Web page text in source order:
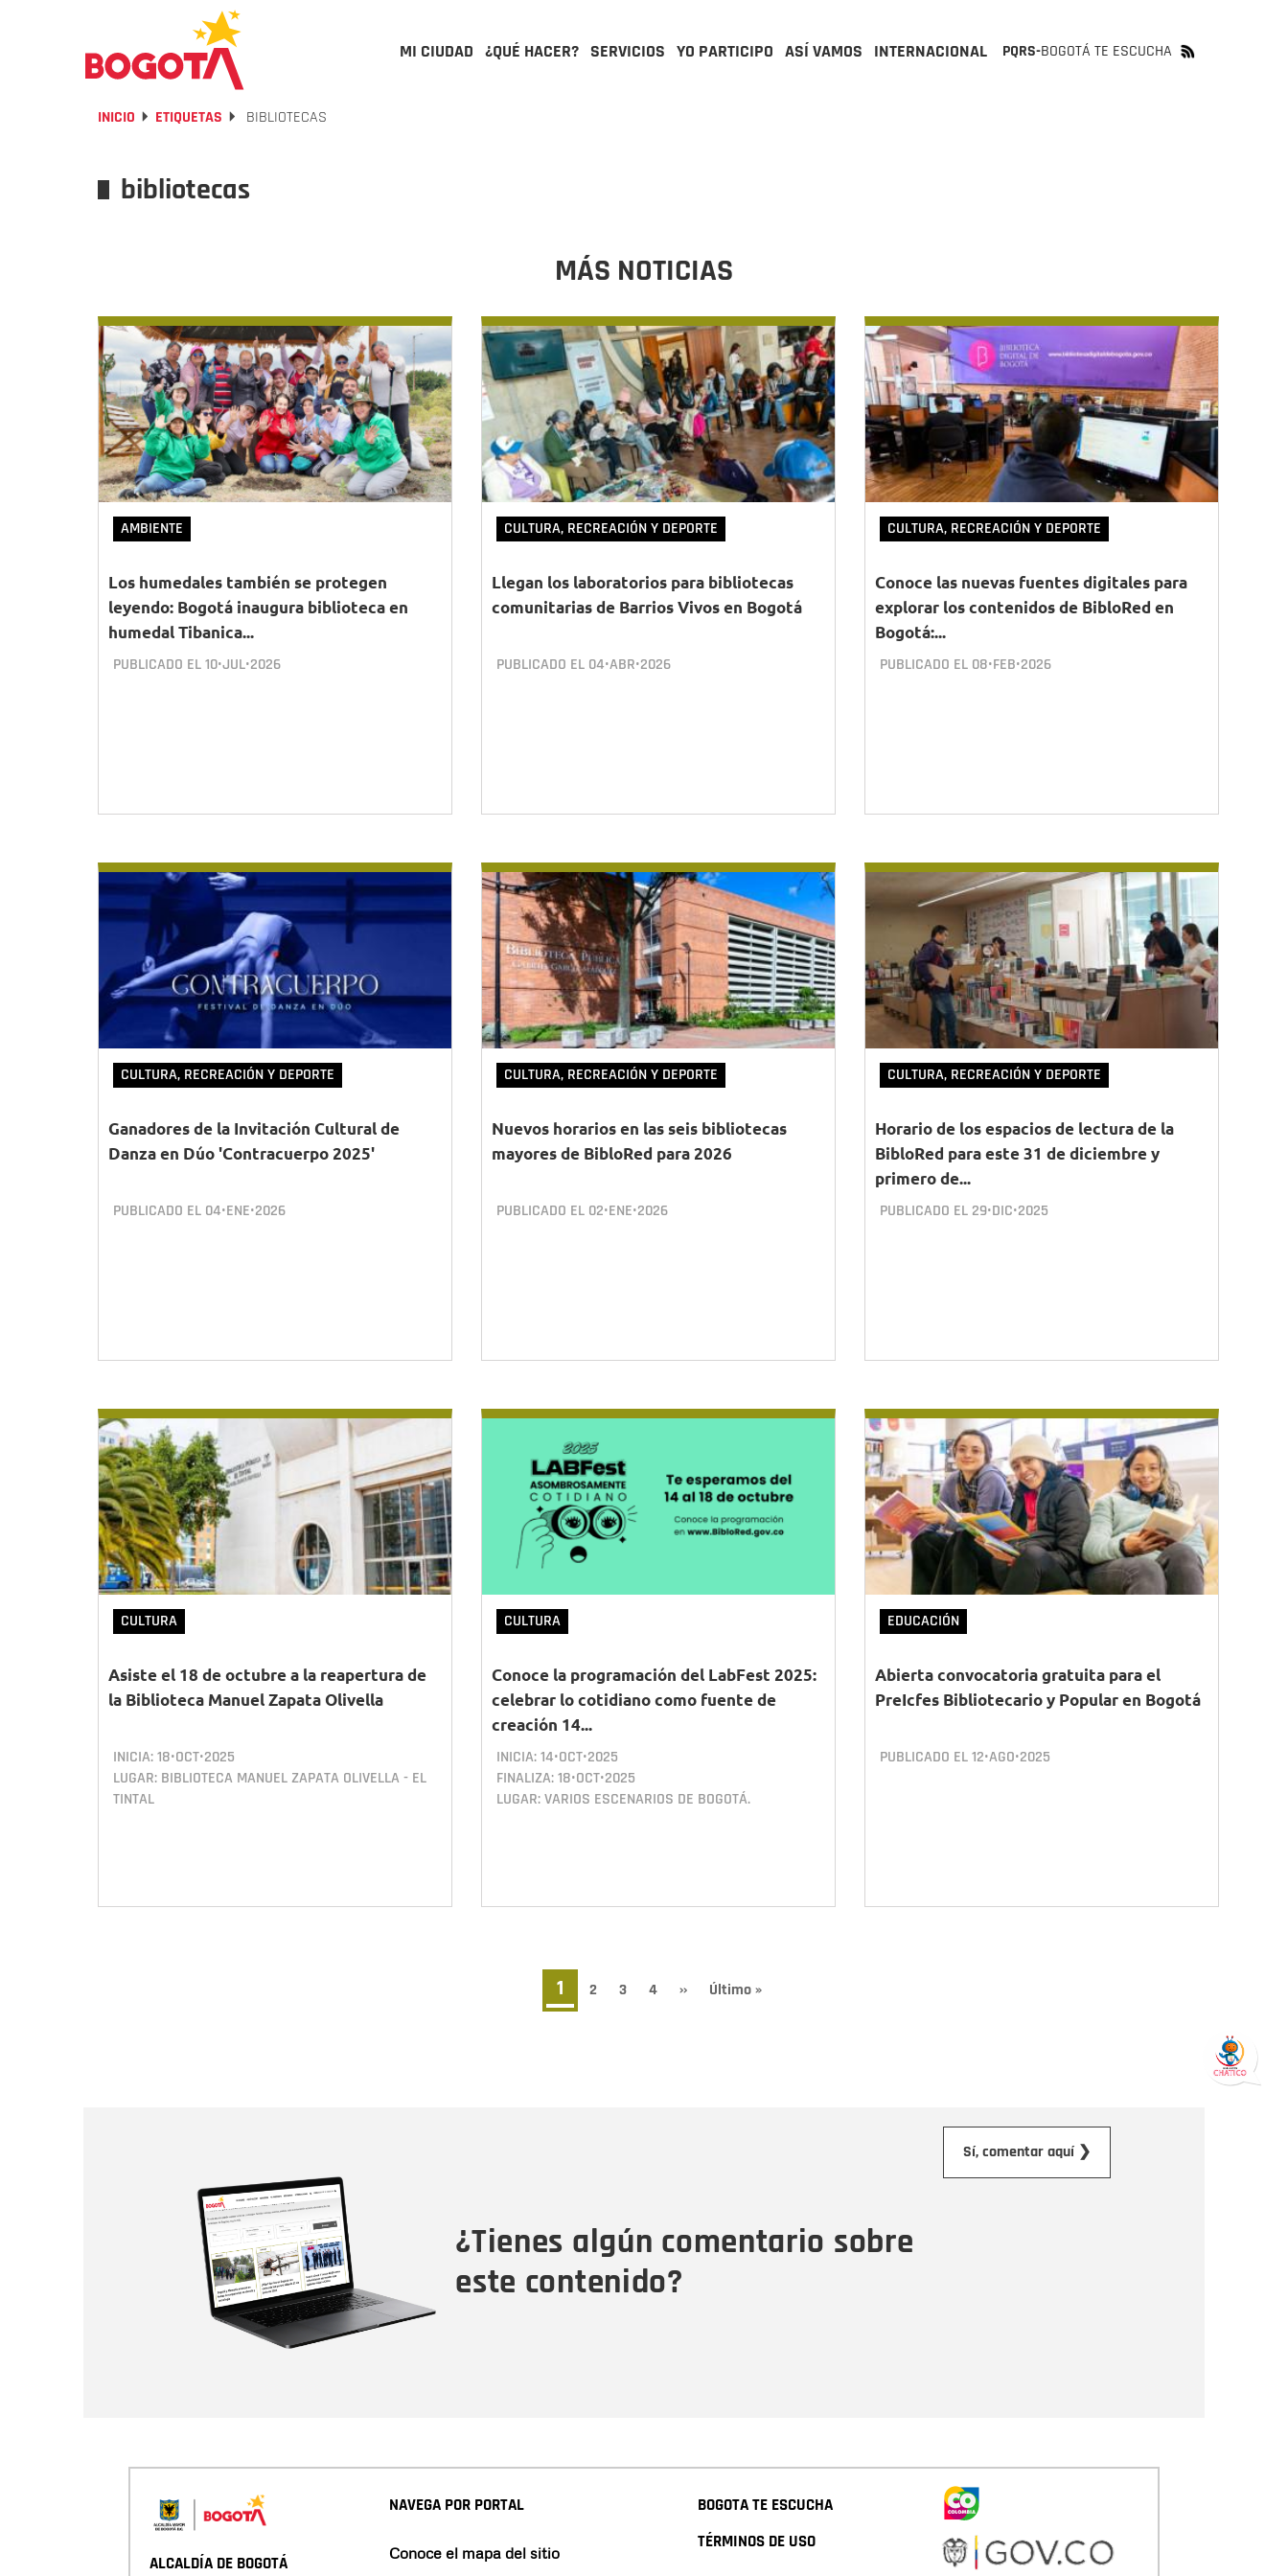
MI CIUDAD ¿QUÉ HACER? SERVICIOS YO PARTICIPO ASÍ VAMOS INTERNACIONAL PQRS-BOGOTÁ TE ESCUCHA
INICIO ETIQUETAS BIBLIOTECAS
bibliotecas
MÁS NOTICIAS
AMBIENTE
Los humedales también se protegen
leyendo: Bogotá inaugura biblioteca en
humedal Tibanica...
PUBLICADO EL10•JUL•2026
CULTURA, RECREACIÓN Y DEPORTE
Llegan los laboratorios para bibliotecas
comunitarias de Barrios Vivos en Bogotá
PUBLICADO EL 04•ABR•2026
CULTURA, RECREACIÓN Y DEPORTE
Conoce las nuevas fuentes digitales para
explorar los contenidos de BibloRed en
Bogotá:...
PUBLICADO EL 08•FEB•2026
CULTURA, RECREACIÓN Y DEPORTE
Ganadores de la Invitación Cultural de
Danza en Dúo 'Contracuerpo 2025'
PUBLICADO EL 04•ENE•2026
CULTURA, RECREACIÓN Y DEPORTE
Nuevos horarios en las seis bibliotecas
mayores de BibloRed para 2026
PUBLICADO EL 02•ENE•2026
CULTURA, RECREACIÓN Y DEPORTE
Horario de los espacios de lectura de la
BibloRed para este 31 de diciembre y
primero de...
PUBLICADO EL 29•DIC•2025
CULTURA
Asiste el 18 de octubre a la reapertura de
la Biblioteca Manuel Zapata Olivella
INICIA:18•OCT•2025
LUGAR: BIBLIOTECA MANUEL ZAPATA OLIVELLA - EL
TINTAL
CULTURA
Conoce la programación del LabFest 2025:
celebrar lo cotidiano como fuente de
creación 14...
INICIA:14•OCT•2025
FINALIZA:18•OCT•2025
LUGAR: VARIOS ESCENARIOS DE BOGOTÁ.
EDUCACIÓN
Abierta convocatoria gratuita para el
PreIcfes Bibliotecario y Popular en Bogotá
PUBLICADO EL12•AGO•2025
Página
actual
1 Page
2 Page
3 Page
4
Siguiente
››
Última
Último »
¿Tienes algún comentario sobre
este contenido?
Sí, comentar aquí ❯
ALCALDÍA DE BOGOTÁ
NAVEGA POR PORTAL
Conoce el mapa del sitio
BOGOTA TE ESCUCHA
TÉRMINOS DE USO